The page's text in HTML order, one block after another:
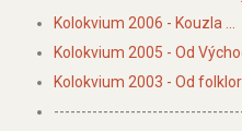
Kolokvium 2006 - Kouzla ...
Kolokvium 2005 - Od
Kolokvium 2003 - Od